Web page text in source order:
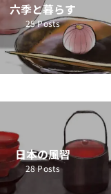
六季と暮らす
25Posts
日本の風習
28Posts